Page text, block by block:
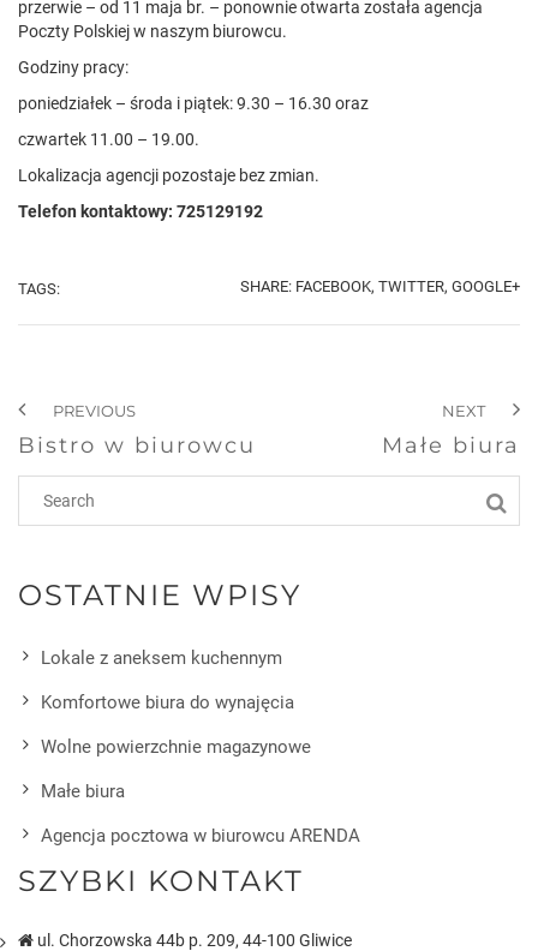
przerwie – od 11 maja br. – ponownie otwarta została agencja
Poczty Polskiej w naszym biurowcu.
Godziny pracy:
poniedziałek – środa i piątek: 9.30 – 16.30 oraz
czwartek 11.00 – 19.00.
Lokalizacja agencji pozostaje bez zmian.
Telefon kontaktowy: 725129192
TAGS: SHARE: FACEBOOK, TWITTER, GOOGLE+
PREVIOUS
Bistro w biurowcu
NEXT
Małe biura
OSTATNIE WPISY
Lokale z aneksem kuchennym
Komfortowe biura do wynajęcia
Wolne powierzchnie magazynowe
Małe biura
Agencja pocztowa w biurowcu ARENDA
SZYBKI KONTAKT
ul. Chorzowska 44b p. 209, 44-100 Gliwice